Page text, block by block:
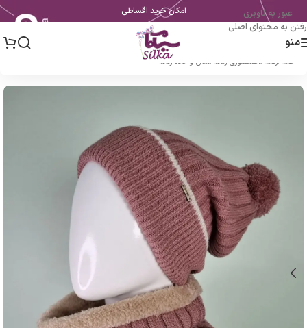
عبور به ناوبری
رفتن به محتوای اصلی
امکان خرید اقساطی
منو
خانه /زنانه /اکسسوری زنانه /شال و کلاه زنانه